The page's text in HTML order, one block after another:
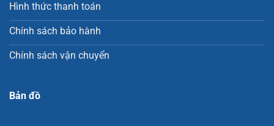
Hình thức thanh toán
Chính sách bảo hành
Chính sách vận chuyển
Bản đồ